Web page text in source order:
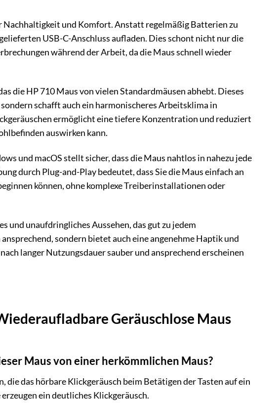
und Komfort. Anstatt regelmäßig Batterien zu
USB-C-Anschluss aufladen. Dies schont nicht nur die
während der Arbeit, da die Maus schnell wieder
die HP 710 Maus von vielen Standardmäusen abhebt. Dieses
schafft auch ein harmonischeres Arbeitsklima in
ermöglicht eine tiefere Konzentration und reduziert
auswirken kann.
und macOS stellt sicher, dass die Maus nahtlos in nahezu jede
durch Plug-and-Play bedeutet, dass Sie die Maus einfach an
können, ohne komplexe Treiberinstallationen oder
und unaufdringliches Aussehen, das gut zu jedem
sondern bietet auch eine angenehme Haptik und
langer Nutzungsdauer sauber und ansprechend erscheinen
Geräuschlose Maus
Maus von einer herkömmlichen Maus?
das hörbare Klickgeräusch beim Betätigen der Tasten auf ein
ein deutliches Klickgeräusch.